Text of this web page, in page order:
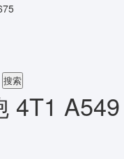
搜索
4T1 A549